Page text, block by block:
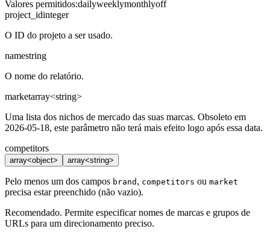
Valores permitidos:dailyweeklymonthlyoff
project_idinteger
O ID do projeto a ser usado.
namestring
O nome do relatório.
marketarray<string>
Uma lista dos nichos de mercado das suas marcas. Obsoleto em
2026-05-18, este parâmetro não terá mais efeito logo após essa data.
competitors
array<object> array<string>
Pelo menos um dos campos brand , competitors ou market
precisa estar preenchido (não vazio).
Recomendado. Permite especificar nomes de marcas e grupos de
URLs para um direcionamento preciso.